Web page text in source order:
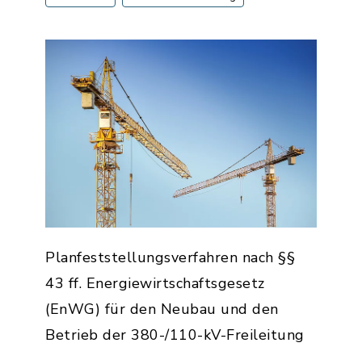
Planfeststellungsverfahren nach §§
43 ff. Energiewirtschaftsgesetz
(EnWG) für den Neubau und den
Betrieb der 380-/110-kV-Freileitung